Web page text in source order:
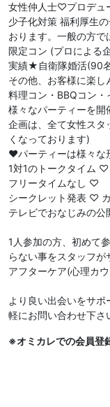
女性仲人士♡プロデュ
少子化対策 福利厚生
おります。一般の方
限定コン (プロによる
実績★自衛隊婚活(90
その他、お客様に楽し
料理コン・BBQコン
様々なパーティーを開
企画は、全て女性スタ
くなっております)
❤︎パーティーは様々
1対1のトークタイム ♡
フリータイムなし ♡
シークレット発表 ♡
テレビでおなじみの
1人参加の方、初めて
らない事をスタッフが
アフターケア(心理カ
より良い出会いをサ
軽にお問い合わせ下さ
※オミカレでの会員登